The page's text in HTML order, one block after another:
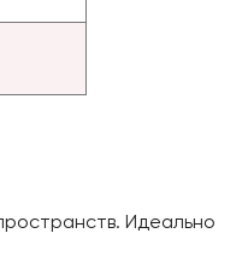
Идеально